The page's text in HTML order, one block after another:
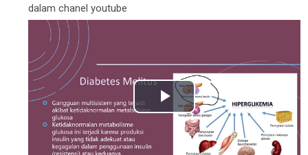
dalam chanel youtube
Play
Video